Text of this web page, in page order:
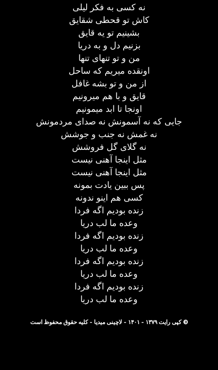
نه کسی به فکر لیلی
کاش تو قحطی شقایق
بشینیم تو یه قایق
بزنیم دل و به دریا
من و تو تنهای تنها
اونقده میریم که ساحل
از من و تو بشه غافل
قایق و با هم میرونیم
اونجا تا ابد میمونیم
جایی که نه آسمونش نه صدای مردمونش
نه غمش نه جنب و جوشش
نه گلای گل فروشش
مثل اینجا آهنی نیست
مثل اینجا آهنی نیست
پس ببین یادت بمونه
کسی هم اینو ندونه
زنده بودیم اگه فردا
وعده ما لب دریا
زنده بودیم اگه فردا
وعده ما لب دریا
زنده بودیم اگه فردا
وعده ما لب دریا
زنده بودیم اگه فردا
وعده ما لب دریا
© کپی رایت ۱۳۷۹ - ۱۴۰۱ - لاچینی میدیا - کلیه حقوق محفوظ است